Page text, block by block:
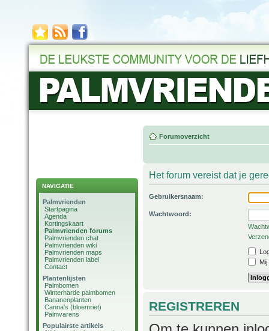
NAVIGATIE
Palmvrienden
Startpagina
Agenda
Kortingskaart
Palmvrienden forums
Palmvrienden chat
Palmvrienden wiki
Palmvrienden maps
Palmvrienden label
Contact
Plantenlijsten
Palmbomen
Winterharde palmbomen
Bananenplanten
Canna's (bloemriet)
Palmvarens
Populairste artikels
Forumoverzicht
Het forum vereist dat je
Gebruikersnaam:
Wachtwoord:
REGISTREREN